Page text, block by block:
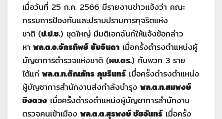
เมื่อวันที่ 25 ก.ค. 2566 มีรายงานข่าวแจ้งว่า คณะ
กรรมการป้องกันและปราบปรามการทุจริตแห่ง
ชาติ (ป.ป.ช.) ชุดใหญ่ มีมติเอกฉันท์ให้แจ้งข้อกล่าว
หา พล.ต.อ.จักรทิพย์ ชัยจินดา เมื่อครั้งดำรงตำแหน่งผู้
บัญชาการตำรวจแห่งชาติ (ผบ.ตร.) กับพวก 3 ราย
ได้แก่ พล.ต.ท.ติณภัทร ภุมรินทร์เมื่อครั้งดำรงตำแหน่ง
ผู้บัญชาการสำนักงานส่งกำลังบำรุง พล.ต.ท.สมพงษ์
ชิงดวง เมื่อครั้งดำรงตำแหน่งผู้บัญชาการสำนักงาน
ตรวจคนเข้าเมือง พล.ต.ต.สุรพงษ์ ชัยจันทร์เมื่อครั้ง